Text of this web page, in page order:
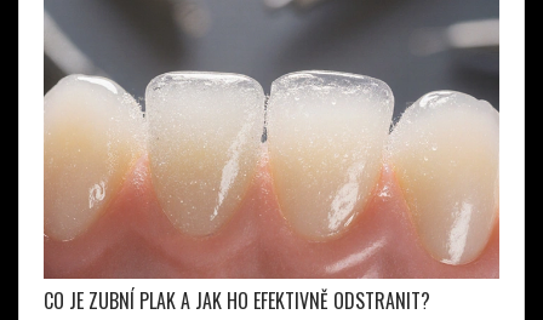
CO JE ZUBNÍ PLAK A JAK HO EFEKTIVNĚ ODSTRANIT?